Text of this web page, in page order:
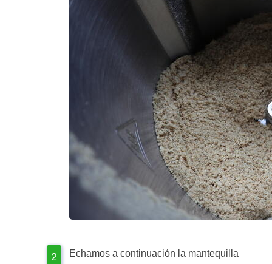
Echamos a continuación la mantequilla